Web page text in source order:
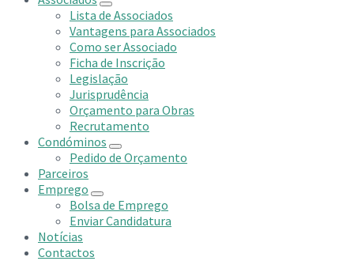
Lista de Associados
Vantagens para Associados
Como ser Associado
Ficha de Inscrição
Legislação
Jurisprudência
Orçamento para Obras
Recrutamento
Condóminos
Pedido de Orçamento
Parceiros
Emprego
Bolsa de Emprego
Enviar Candidatura
Notícias
Contactos